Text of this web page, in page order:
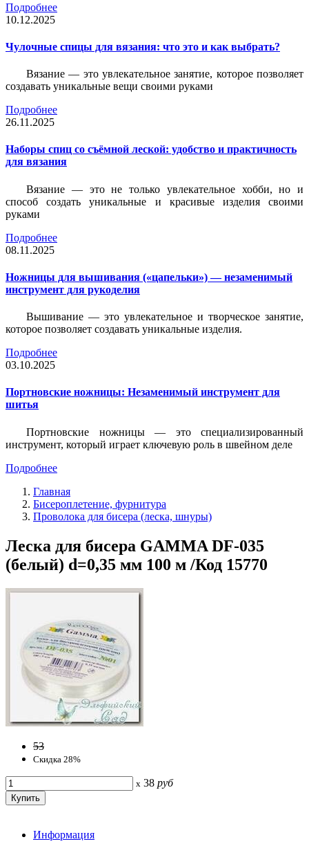
Подробнее
10.12.2025
Чулочные спицы для вязания: что это и как выбрать?
Вязание — это увлекательное занятие, которое позволяет
создавать уникальные вещи своими руками
Подробнее
26.11.2025
Наборы спиц со съёмной леской: удобство и практичность
для вязания
Вязание — это не только увлекательное хобби, но и
способ создать уникальные и красивые изделия своими
руками
Подробнее
08.11.2025
Ножницы для вышивания («цапельки») — незаменимый
инструмент для рукоделия
Вышивание — это увлекательное и творческое занятие,
которое позволяет создавать уникальные изделия.
Подробнее
03.10.2025
Портновские ножницы: Незаменимый инструмент для
шитья
Портновские ножницы — это специализированный
инструмент, который играет ключевую роль в швейном деле
Подробнее
Главная
Бисероплетение, фурнитура
Проволока для бисера (леска, шнуры)
Леска для бисера GAMMA DF-035
(белый) d=0,35 мм 100 м /Код 15770
53
Скидка 28%
x 38 руб
Информация